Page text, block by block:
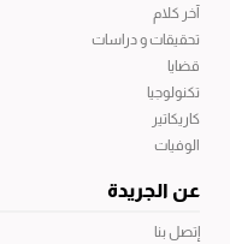
آخر كلام
تحقيقات و دراسات
قضايا
تكنولوجيا
كاريكاتير
الوفيات
عن الجريدة
إتصل بنا